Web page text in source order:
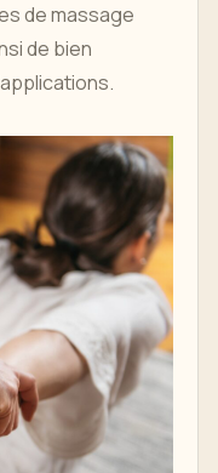
de massage
de bien